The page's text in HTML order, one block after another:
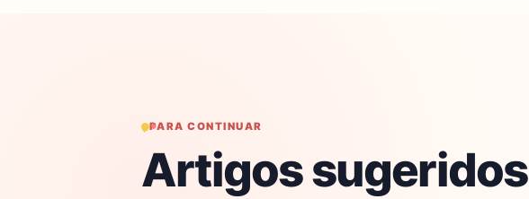
PARA CONTINUAR
Artigos sugeridos